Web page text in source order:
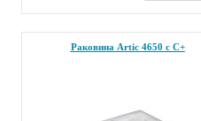
Раковина Artic 4650 с С+